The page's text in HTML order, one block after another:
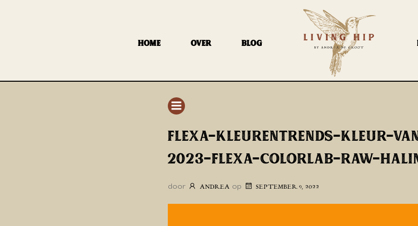
HOME OVER BLOG
FLEXA-KLEURENTRENDS-KLEUR-
2023-FLEXA-COLORLAB-RAW-
door ANDREA op SEPTEMBER 9, 2022